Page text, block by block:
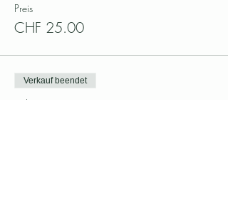
Preis
CHF 25.00
Verkauf beendet
Tickettyp